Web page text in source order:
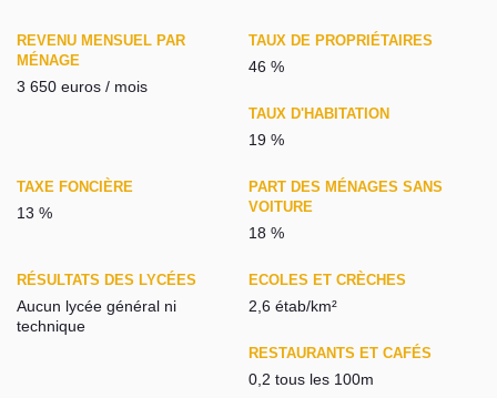
REVENU MENSUEL PAR
MÉNAGE
3 650 euros / mois
TAUX DE PROPRIÉTAIRES
46 %
TAUX D'HABITATION
19 %
TAXE FONCIÈRE
13 %
PART DES MÉNAGES SANS
VOITURE
18 %
RÉSULTATS DES LYCÉES
Aucun lycée général ni
technique
ECOLES ET CRÈCHES
2,6 étab/km²
RESTAURANTS ET CAFÉS
0,2 tous les 100m